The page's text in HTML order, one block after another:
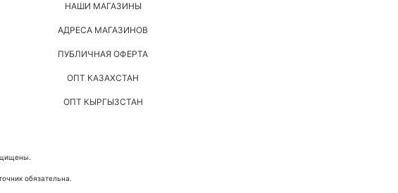
НАШИ МАГАЗИНЫ
АДРЕСА МАГАЗИНОВ
ПУБЛИЧНАЯ ОФЕРТА
ОПТ КАЗАХСТАН
ОПТ КЫРГЫЗСТАН
обязательна.